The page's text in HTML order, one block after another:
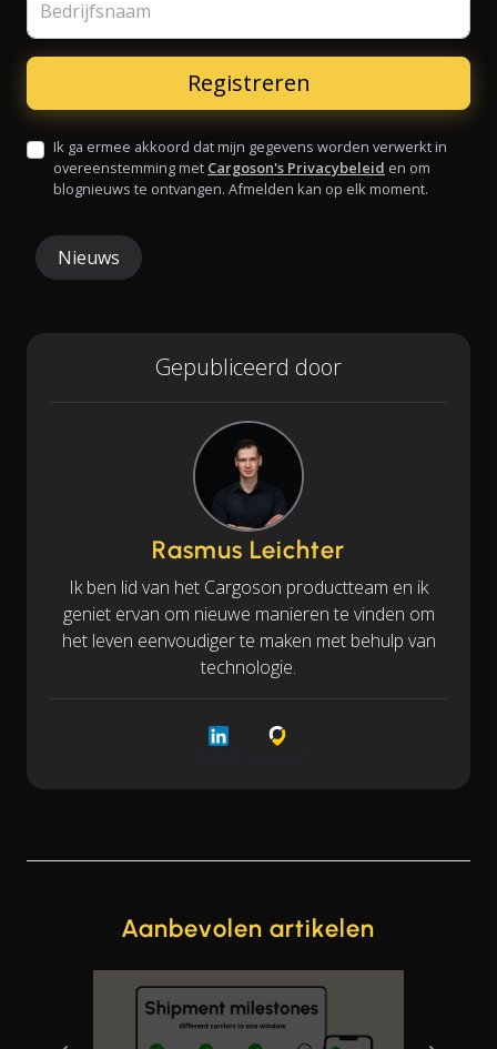
Bedrijfsnaam
Ik ga ermee akkoord dat mijn gegevens worden verwerkt in
overeenstemming met Cargoson's Privacybeleid en om
blognieuws te ontvangen. Afmelden kan op elk moment.
Nieuws
Gepubliceerd door
Rasmus Leichter
Ik ben lid van het Cargoson productteam en ik
geniet ervan om nieuwe manieren te vinden om
het leven eenvoudiger te maken met behulp van
technologie.
Aanbevolen artikelen